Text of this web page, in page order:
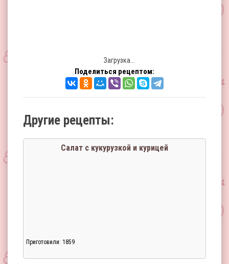
Загрузка...
Поделиться рецептом:
Другие рецепты:
Салат с кукурузкой и курицей
Приготовили: 1859